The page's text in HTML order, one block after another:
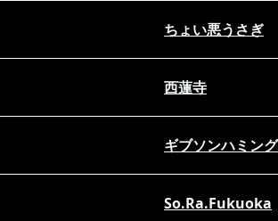
ちょい悪うさぎ
西蓮寺
ギブソンハミン
So.Ra.Fukuoka